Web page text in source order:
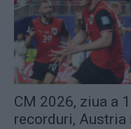
CM 2026, ziua a
recorduri, Austria